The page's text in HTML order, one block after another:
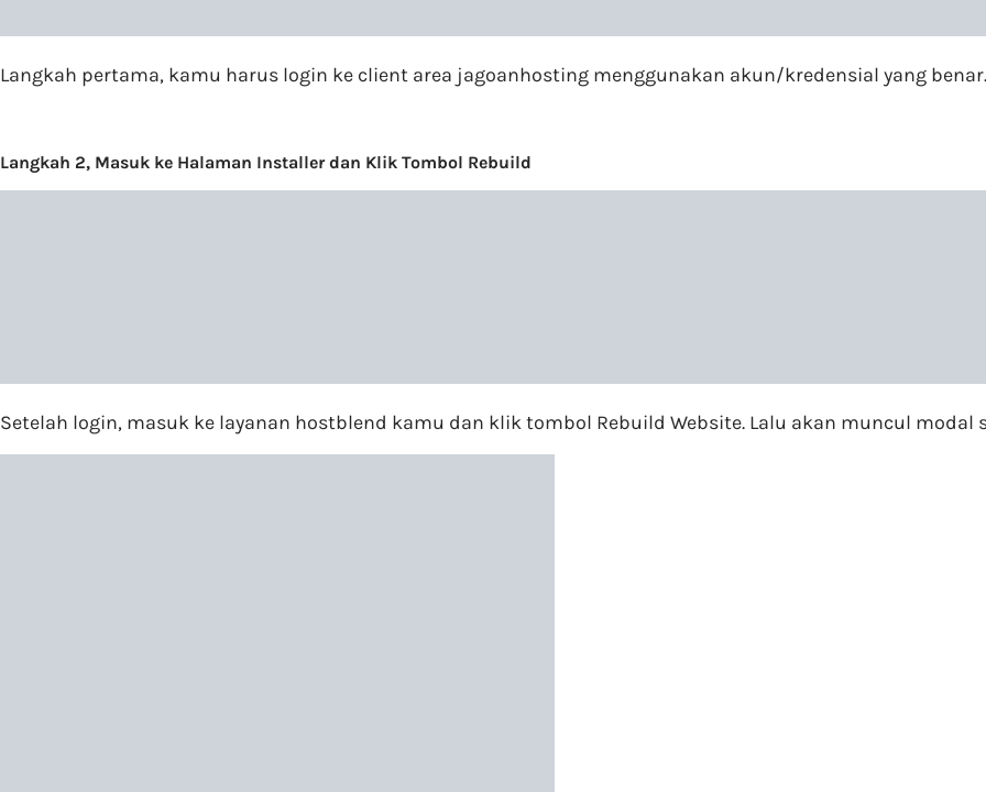
Langkah pertama, kamu harus login ke client area jagoanhosting menggunakan akun/kredensial yang benar.
Langkah 2, Masuk ke Halaman Installer dan Klik Tombol Rebuild
Setelah login, masuk ke layanan hostblend kamu dan klik tombol Rebuild Website. Lalu akan muncul